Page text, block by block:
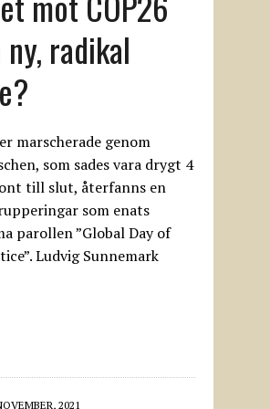
radikal
marscherade genom
som sades vara drygt 4
till slut, återfanns en
som enats
parollen ”Global Day of
Ludvig Sunnemark
2021